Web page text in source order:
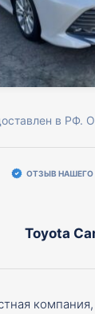
в РФ.
ОТЗЫВ НАШЕГО
Toyota